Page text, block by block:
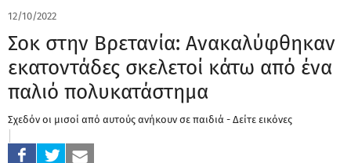
12/10/2022
Σοκ στην Βρετανία: Ανακαλύφθηκαν
εκατοντάδες σκελετοί κάτω από ένα
παλιό πολυκατάστημα
Σχεδόν οι μισοί από αυτούς ανήκουν σε παιδιά - Δείτε εικόνες